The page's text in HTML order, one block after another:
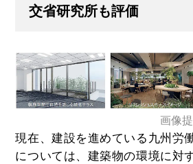
交省研究所も評価
画像
現在、建設を進めている九州労
については、建築物の環境に対